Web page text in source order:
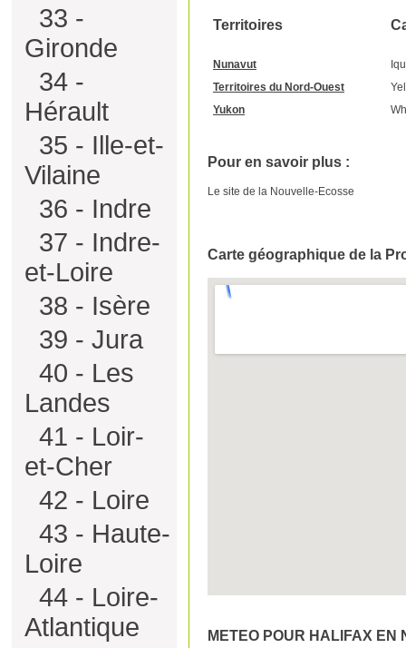
33 -
Gironde
34 -
Hérault
35 - Ille-et-
Vilaine
36 - Indre
37 - Indre-
et-Loire
38 - Isère
39 - Jura
40 - Les
Landes
41 - Loir-
et-Cher
42 - Loire
43 - Haute-
Loire
44 - Loire-
Atlantique
Territoires
Nunavut
Territoires du Nord-Ouest
Yukon
Pour en savoir plus :
Le site de la Nouvelle-Ecosse
Carte géographique de la
METEO POUR HALIFAX EN